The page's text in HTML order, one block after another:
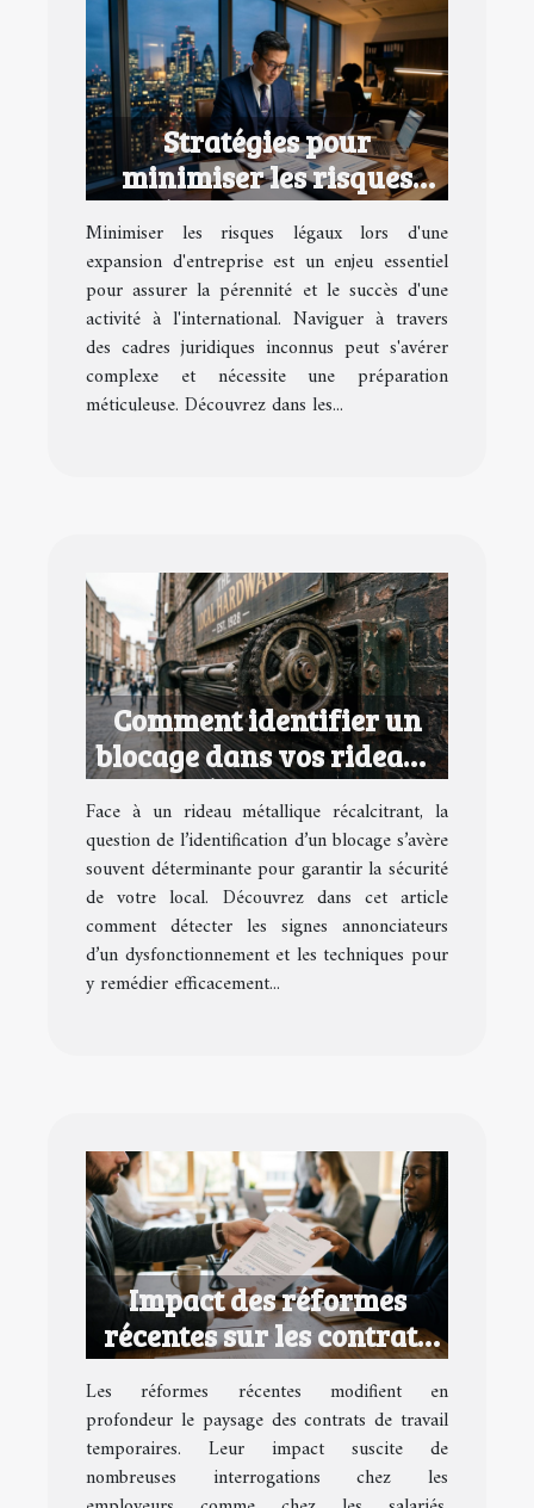
Stratégies pour
minimiser les risques
légaux lors d'une
expansion d'entreprise
Minimiser les risques légaux lors d'une
expansion d'entreprise est un enjeu essentiel
pour assurer la pérennité et le succès d'une
activité à l'international. Naviguer à travers
des cadres juridiques inconnus peut s'avérer
complexe et nécessite une préparation
méticuleuse. Découvrez dans les...
Comment identifier un
blocage dans vos rideaux
métalliques ?
Face à un rideau métallique récalcitrant, la
question de l’identification d’un blocage s’avère
souvent déterminante pour garantir la sécurité
de votre local. Découvrez dans cet article
comment détecter les signes annonciateurs
d’un dysfonctionnement et les techniques pour
y remédier efficacement...
Impact des réformes
récentes sur les contrats
de travail temporaires
Les réformes récentes modifient en
profondeur le paysage des contrats de travail
temporaires. Leur impact suscite de
nombreuses interrogations chez les